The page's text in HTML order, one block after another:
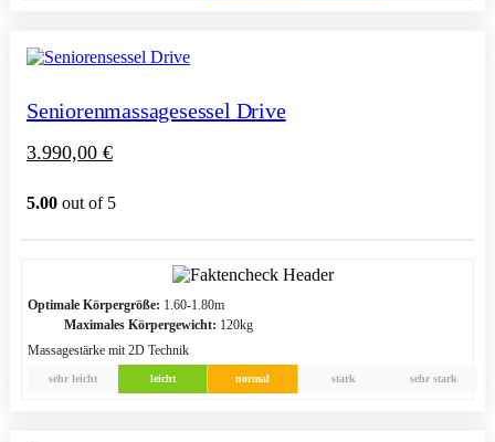
Seniorenmassagesessel Drive
3.990,00 €
5.00 out of 5
Optimale Körpergröße: 1.60-1.80m
Maximales Körpergewicht: 120kg
Massagestärke mit 2D Technik
sehr leicht leicht normal stark sehr stark